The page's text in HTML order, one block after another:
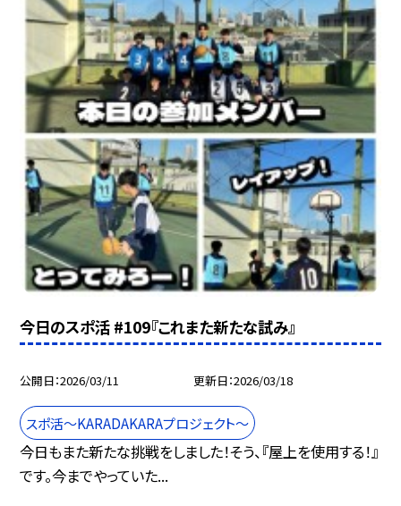
今日のスポ活 #109『これまた新たな試み』
公開日 2026/03/11 更新日 2026/03/18
スポ活～KARADAKARAプロジェクト～
今日もまた新たな挑戦をしました！そう、『屋上を使用する！』
です。今までやっていた...